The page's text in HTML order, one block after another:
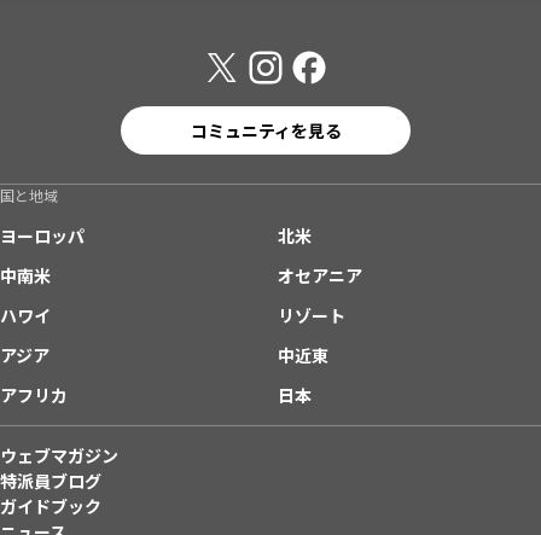
コミュニティを見る
国と地域
ヨーロッパ
北米
中南米
オセアニア
ハワイ
リゾート
アジア
中近東
アフリカ
日本
ウェブマガジン
特派員ブログ
ガイドブック